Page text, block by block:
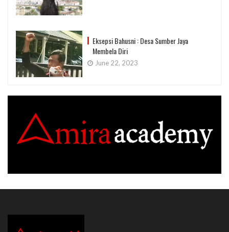
Eksepsi Bahusni : Desa Sumber Jaya
Membela Diri
June 22, 2023